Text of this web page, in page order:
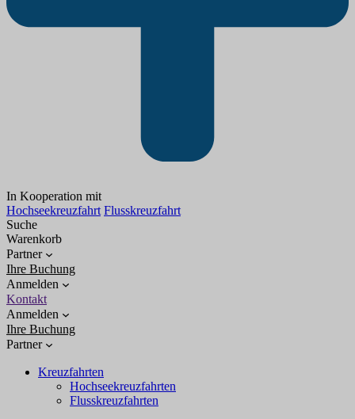
In Kooperation mit
Hochseekreuzfahrt Flusskreuzfahrt
Suche
Warenkorb
Partner
Ihre Buchung
Anmelden
Kontakt
Anmelden
Ihre Buchung
Partner
Kreuzfahrten
Hochseekreuzfahrten
Flusskreuzfahrten